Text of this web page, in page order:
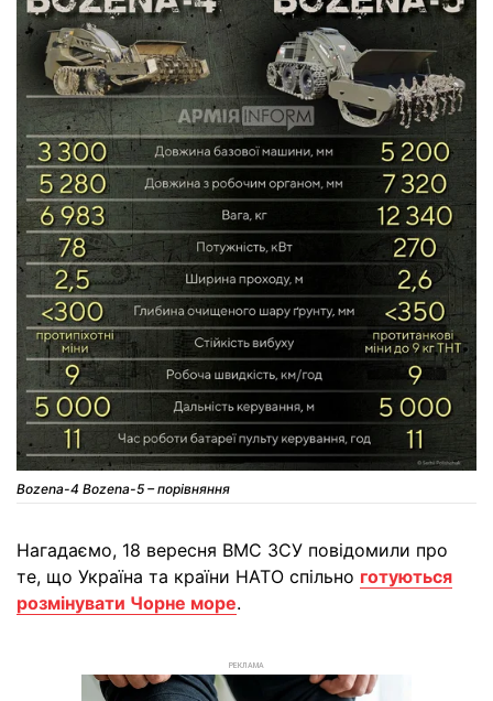
Bozena-4 Bozena-5 – порівняння
Нагадаємо, 18 вересня ВМС ЗСУ повідомили про
те, що Україна та країни НАТО спільно готуються
розмінувати Чорне море.
РЕКЛАМА